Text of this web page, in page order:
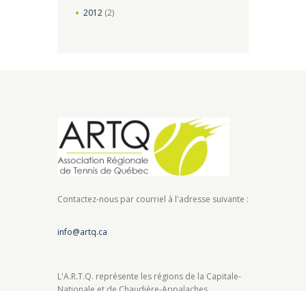
2012 (2)
Contactez-nous par courriel à l'adresse suivante :
info@artq.ca
L'A.R.T.Q. représente les régions de la Capitale-